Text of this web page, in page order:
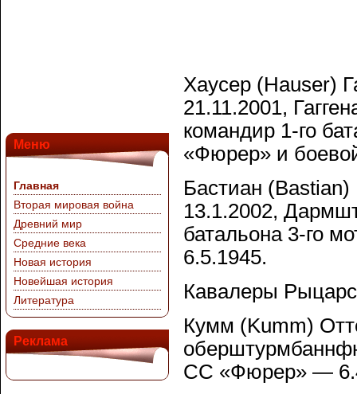
Меню
Главная
Вторая мировая война
Древний мир
Средние века
Новая история
Новейшая история
Литература
Реклама
Хаусер (Hauser)
21.11.2001,
командир 1-го
«Фюрер» и
Бастиан
13.1.2002,
батальона 3-го
6.5.1945.
Кавалеры
Кумм (Kumm)
СС «Фюрер» —